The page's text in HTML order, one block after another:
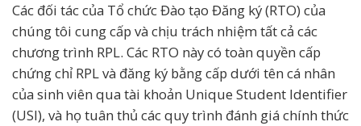
Các đối tác của Tổ chức Đào tạo Đăng ký (RTO) của
chúng tôi cung cấp và chịu trách nhiệm tất cả các
chương trình RPL. Các RTO này có toàn quyền cấp
chứng chỉ RPL và đăng ký bằng cấp dưới tên cá nhân
của sinh viên qua tài khoản Unique Student Identifier
(USI), và họ tuân thủ các quy trình đánh giá chính thức